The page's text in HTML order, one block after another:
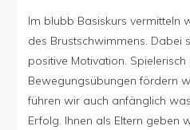
Im blubb Basiskurs vermitteln
des Brustschwimmens. Dabei
positive Motivation.
Bewegungsübungen fördern
führen wir auch anfänglich
Erfolg. Ihnen als Eltern geben